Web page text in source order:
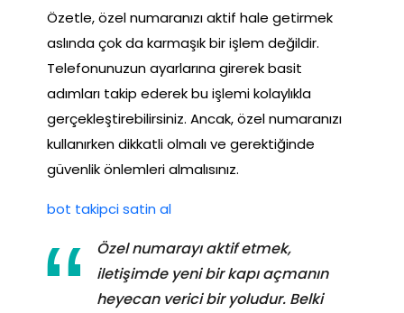
Özetle, özel numaranızı aktif hale getirmek
aslında çok da karmaşık bir işlem değildir.
Telefonunuzun ayarlarına girerek basit
adımları takip ederek bu işlemi kolaylıkla
gerçekleştirebilirsiniz. Ancak, özel numaranızı
kullanırken dikkatli olmalı ve gerektiğinde
güvenlik önlemleri almalısınız.
bot takipci satin al
Özel numarayı aktif etmek,
iletişimde yeni bir kapı açmanın
heyecan verici bir yoludur. Belki